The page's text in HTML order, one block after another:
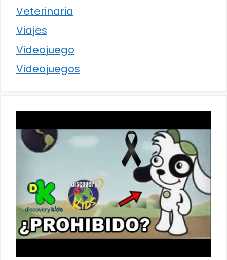
Veterinaria
Viajes
Videojuego
Videojuegos